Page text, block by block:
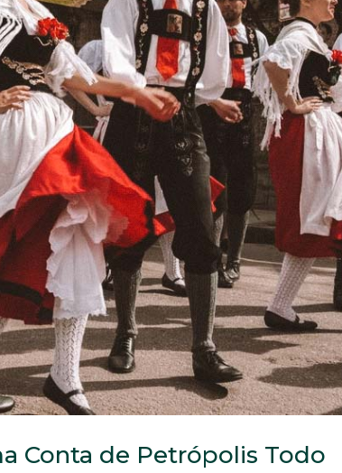
Conta de Petrópolis Todo